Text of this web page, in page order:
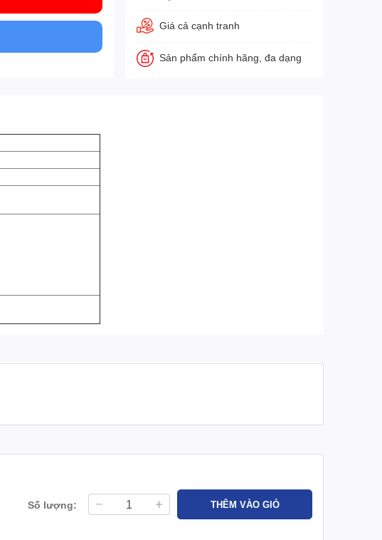
Giá cả cạnh tranh
Sản phẩm chính hãng, đa dạng
Số lượng: THÊM VÀO GIỎ